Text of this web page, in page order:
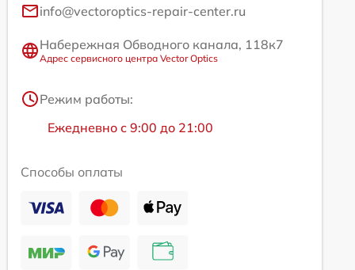
info@vectoroptics-repair-center.ru
Набережная Обводного канала, 118к7
Адрес сервисного центра Vector Optics
Режим работы:
Ежедневно с 9:00 до 21:00
Способы оплаты